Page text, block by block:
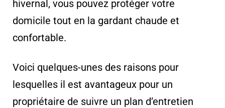
hivernal, vous pouvez protéger votre
domicile tout en la gardant chaude et
confortable.
Voici quelques-unes des raisons pour
lesquelles il est avantageux pour un
propriétaire de suivre un plan d’entretien